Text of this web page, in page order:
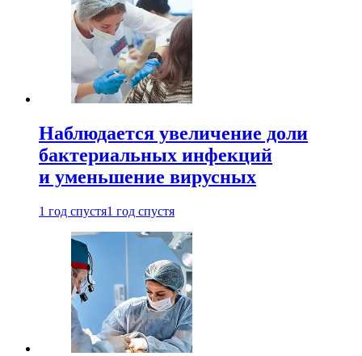
Наблюдается увеличение доли
бактериальных инфекций
и уменьшение вирусных
1 год спустя1 год спустя